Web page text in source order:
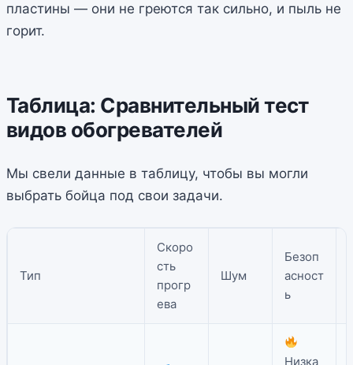
пластины — они не греются так сильно, и пыль не
горит.
Таблица: Сравнительный тест
видов обогревателей
Мы свели данные в таблицу, чтобы вы могли
выбрать бойца под свои задачи.
Тип
Скоро
сть
прогр
ева
Шум
Безоп
асност
ь
Низка